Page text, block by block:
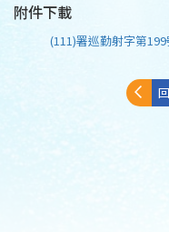
附件下載
(111)署巡勤射字第